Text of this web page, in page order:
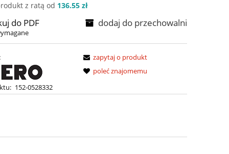
z ratą od 136.55 zł
dodaj do przechowalni
do PDF
152-0528332
zapytaj o produkt
poleć znajomemu